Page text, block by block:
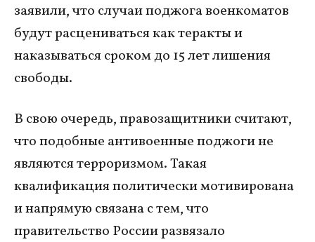
заявили, что случаи поджога военкоматов
будут расцениваться как теракты и
наказываться сроком до 15 лет лишения
свободы.
В свою очередь, правозащитники считают,
что подобные антивоенные поджоги не
являются терроризмом. Такая
квалификация политически мотивирована
и напрямую связана с тем, что
правительство России развязало